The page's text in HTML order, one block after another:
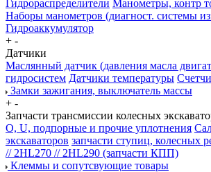
Гидрораспределители Манометры, контр
Наборы манометров (диагност. системы
Гидроаккумулятор
+ -
Датчики
Маслянный датчик (давления масла
гидросистем Датчики температуры
Замки зажигания, выключатель массы
+ -
Запчасти трансмиссии колесных
О, U, подпорные и прочие уплотнения
экскаваторов запчасти ступиц, колесных
// 2HL270 // 2HL290 (запчасти КПП)
Клеммы и сопутсвующие товары